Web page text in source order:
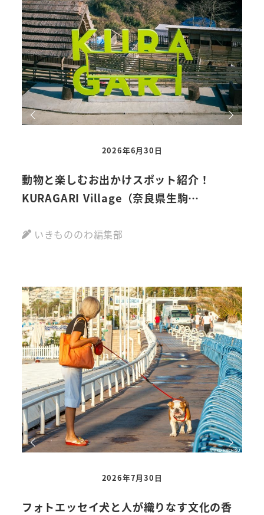
2026年6月30日
動物と楽しむお出かけスポット紹介！
KURAGARI Village（奈良県生駒…
いきもののわ編集部
2026年7月30日
フォトエッセイ犬と人が織りなす文化の香